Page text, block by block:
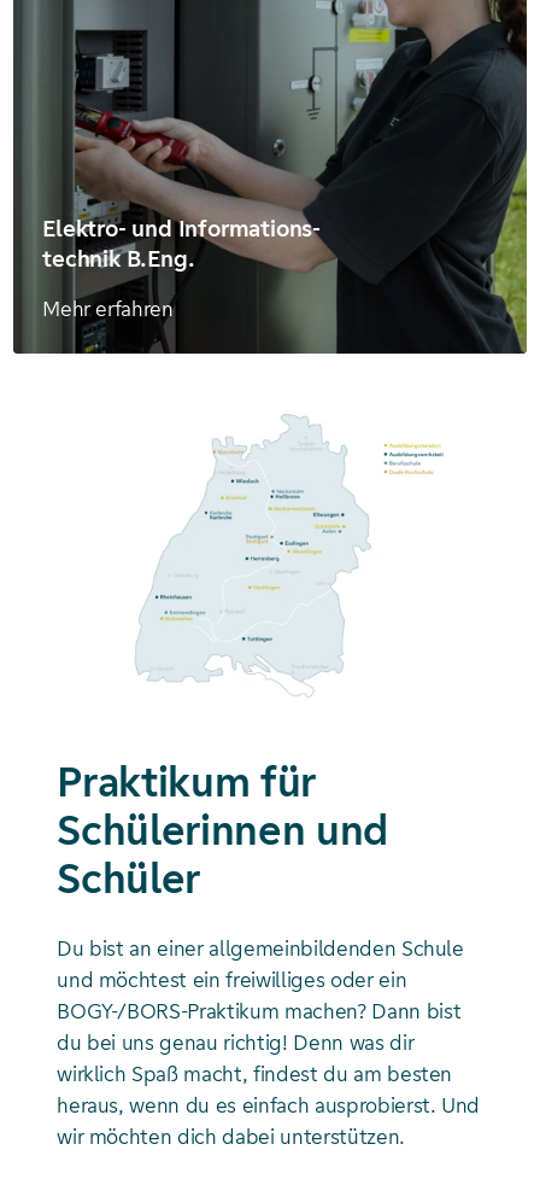
Elektro- und Informations-
technik B.Eng.
Mehr erfahren
Praktikum für
Schülerinnen und
Schüler
Du bist an einer allgemeinbildenden Schule
und möchtest ein freiwilliges oder ein
BOGY-/BORS-Praktikum machen? Dann bist
du bei uns genau richtig! Denn was dir
wirklich Spaß macht, findest du am besten
heraus, wenn du es einfach ausprobierst. Und
wir möchten dich dabei unterstützen.